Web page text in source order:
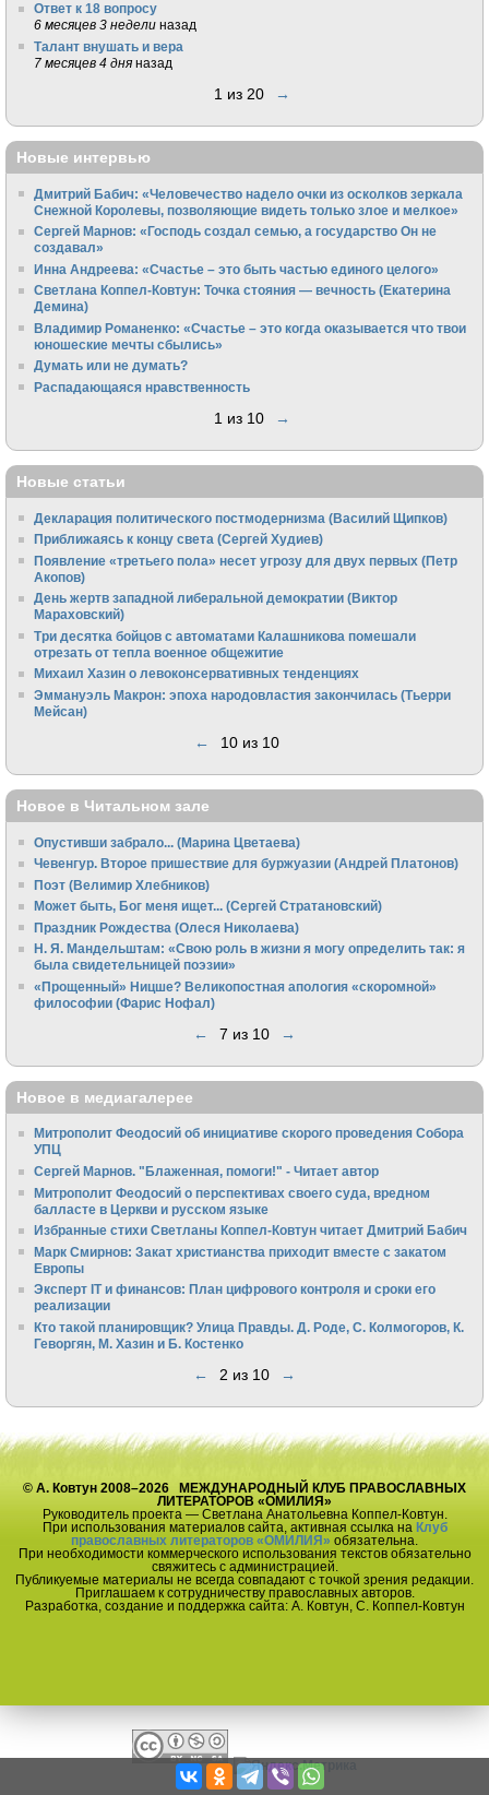
Ответ к 18 вопросу
6 месяцев 3 недели назад
Талант внушать и вера
7 месяцев 4 дня назад
1 из 20 →
Новые интервью
Дмитрий Бабич: «Человечество надело очки из осколков зеркала
Снежной Королевы, позволяющие видеть только злое и мелкое»
Сергей Марнов: «Господь создал семью, а государство Он не
создавал»
Инна Андреева: «Счастье – это быть частью единого целого»
Светлана Коппел-Ковтун: Точка стояния — вечность (Екатерина
Демина)
Владимир Романенко: «Счастье – это когда оказывается что твои
юношеские мечты сбылись»
Думать или не думать?
Распадающаяся нравственность
1 из 10 →
Новые статьи
Декларация политического постмодернизма (Василий Щипков)
Приближаясь к концу света (Сергей Худиев)
Появление «третьего пола» несет угрозу для двух первых (Петр
Акопов)
День жертв западной либеральной демократии (Виктор
Мараховский)
Три десятка бойцов с автоматами Калашникова помешали
отрезать от тепла военное общежитие
Михаил Хазин о левоконсервативных тенденциях
Эммануэль Макрон: эпоха народовластия закончилась (Тьерри
Мейсан)
← 10 из 10
Новое в Читальном зале
Опустивши забрало... (Марина Цветаева)
Чевенгур. Второе пришествие для буржуазии (Андрей Платонов)
Поэт (Велимир Хлебников)
Может быть, Бог меня ищет... (Сергей Стратановский)
Праздник Рождества (Олеся Николаева)
Н. Я. Мандельштам: «Свою pоль в жизни я могу опpеделить так: я
была свидетельницей поэзии»
«Прощенный» Ницше? Великопостная апология «скоромной»
философии (Фарис Нофал)
← 7 из 10 →
Новое в медиагалерее
Митрополит Феодосий об инициативе скорого проведения Собора
УПЦ
Сергей Марнов. "Блаженная, помоги!" - Читает автор
Митрополит Феодосий о перспективах своего суда, вредном
балласте в Церкви и русском языке
Избранные стихи Светланы Коппел-Ковтун читает Дмитрий Бабич
Марк Смирнов: Закат христианства приходит вместе с закатом
Европы
Эксперт IT и финансов: План цифрового контроля и сроки его
реализации
Кто такой планировщик? Улица Правды. Д. Роде, С. Колмогоров, К.
Геворгян, М. Хазин и Б. Костенко
← 2 из 10 →
© А. Ковтун 2008–2026 МЕЖДУНАРОДНЫЙ КЛУБ ПРАВОСЛАВНЫХ
ЛИТЕРАТОРОВ «ОМИЛИЯ»
Руководитель проекта — Светлана Анатольевна Коппел-Ковтун.
При использования материалов сайта, активная ссылка на Клуб
православных литераторов «ОМИЛИЯ» обязательна.
При необходимости коммерческого использования текстов обязательно
свяжитесь с администрацией.
Публикуемые материалы не всегда совпадают с точкой зрения редакции.
Приглашаем к сотрудничеству православных авторов.
Разработка, создание и поддержка сайта: А. Ковтун, С. Коппел-Ковтун